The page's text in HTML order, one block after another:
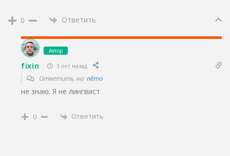
0 Ответить
Автор
fixin 3 лет назад
Ответить на nēmo
не знаю. Я не лингвист
0 Ответить